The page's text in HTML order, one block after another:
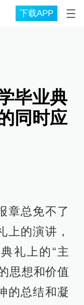
下载APP
毕业典
同时应
章总免不了
上的演讲，
礼上的“主
思想和价值
的总结和凝